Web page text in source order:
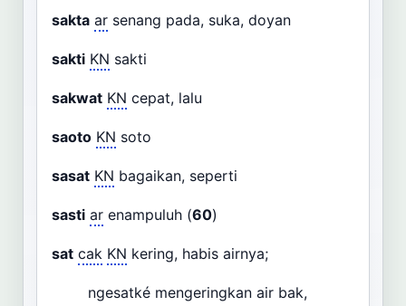
sakta ar senang pada, suka, doyan
sakti KN sakti
sakwat KN cepat, lalu
saoto KN soto
sasat KN bagaikan, seperti
sasti ar enampuluh (60)
sat cak KN kering, habis airnya;
ngesatké mengeringkan air bak,